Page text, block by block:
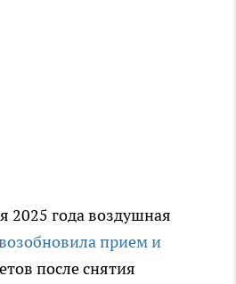
2025 года воздушная
прием и
после снятия